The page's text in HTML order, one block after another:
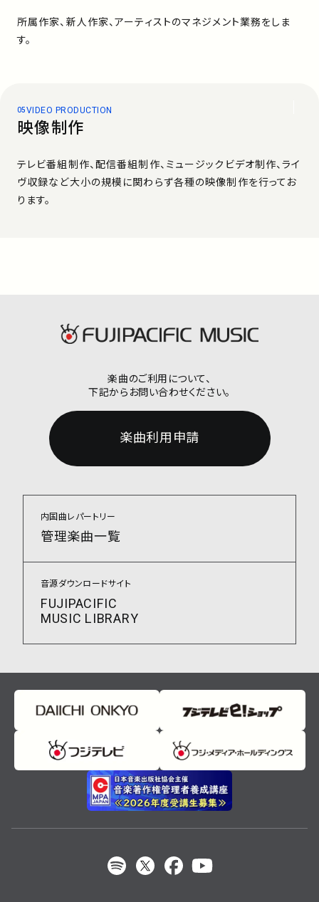
所属作家、新人作家、アーティストのマネジメント業務をしま
す。
VIDEO PRODUCTION
映像制作
テレビ番組制作、配信番組制作、ミュージックビデオ制作、ライ
ヴ収録など大小の規模に関わらず各種の映像制作を行ってお
ります。
楽曲のご利用について、
下記からお問い合わせください。
楽曲利用申請
内国曲レパートリー
管理楽曲一覧
音源ダウンロードサイト
FUJIPACIFIC
MUSIC LIBRARY